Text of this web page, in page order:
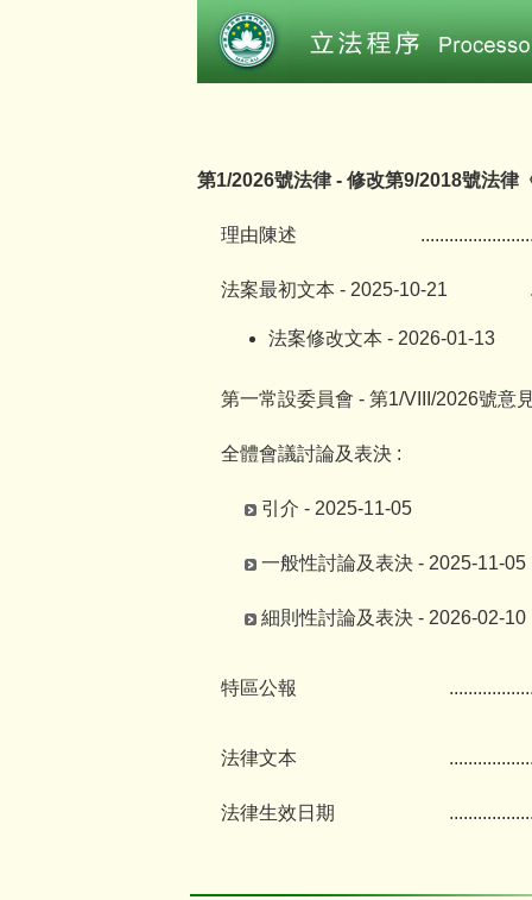
第1/2026號法律 - 修改第9/2018號法律
理由陳述
法案最初文本 - 2025-10-21
法案修改文本 - 2026-01-13
第一常設委員會 - 第1/VIII/2026號意
全體會議討論及表決 :
引介 - 2025-11-05
一般性討論及表決 - 2025-11-05
細則性討論及表決 - 2026-02-10
特區公報
法律文本
法律生效日期